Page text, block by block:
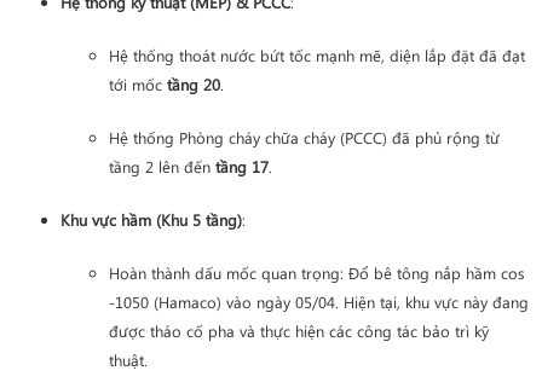
Hệ thống thoát nước bứt tốc mạnh mẽ, diện lắp đặt đã đạt
tới mốc tầng 20.
Hệ thống Phòng cháy chữa cháy (PCCC) đã phủ rộng từ
tầng 2 lên đến tầng 17.
Khu vực hầm (Khu 5 tầng):
Hoàn thành dấu mốc quan trọng: Đổ bê tông nắp hầm cos
-1050 (Hamaco) vào ngày 05/04. Hiện tại, khu vực này đang
được tháo cố pha và thực hiện các công tác bảo trì kỹ
thuật.